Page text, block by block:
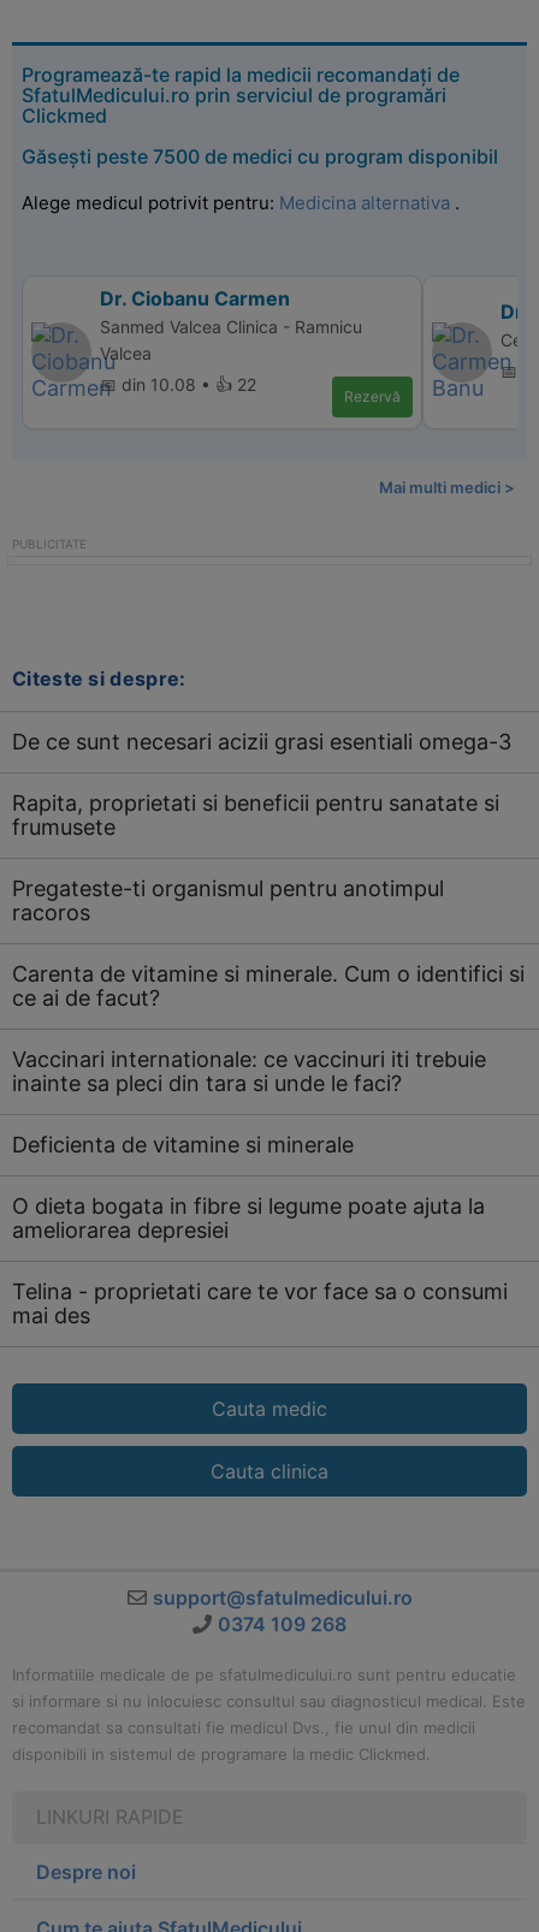
Programează-te rapid la medicii recomandați de
SfatulMedicului.ro prin serviciul de programări
Clickmed
Găsești peste 7500 de medici cu program disponibil
Alege medicul potrivit pentru: Medicina alternativa .
Dr. Ciobanu Carmen
Sanmed Valcea Clinica - Ramnicu
Valcea
📅 din 10.08 • 👍 22
Rezervă
Dr.
📅
Mai multi medici >
Citeste si despre:
De ce sunt necesari acizii grasi esentiali omega-3
Rapita, proprietati si beneficii pentru sanatate si
frumusete
Pregateste-ti organismul pentru anotimpul
racoros
Carenta de vitamine si minerale. Cum o identifici si
ce ai de facut?
Vaccinari internationale: ce vaccinuri iti trebuie
inainte sa pleci din tara si unde le faci?
Deficienta de vitamine si minerale
O dieta bogata in fibre si legume poate ajuta la
ameliorarea depresiei
Telina - proprietati care te vor face sa o consumi
mai des
Cauta medic
Cauta clinica
support@sfatulmedicului.ro
0374 109 268
Informatiile medicale de pe sfatulmedicului.ro sunt pentru educatie
si informare si nu inlocuiesc consultul sau diagnosticul medical. Este
recomandat sa consultati fie medicul Dvs., fie unul din medicii
disponibili in sistemul de programare la medic Clickmed.
LINKURI RAPIDE
Despre noi